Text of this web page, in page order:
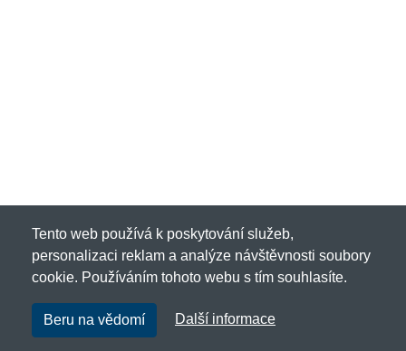
Tento web používá k poskytování služeb,
personalizaci reklam a analýze návštěvnosti soubory
cookie. Používáním tohoto webu s tím souhlasíte.
Beru na vědomí Další informace